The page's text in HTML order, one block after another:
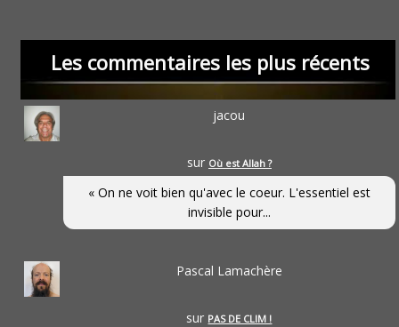
Les commentaires les plus récents
jacou
sur Où est Allah ?
« On ne voit bien qu'avec le coeur. L'essentiel est
invisible pour...
Pascal Lamachère
sur PAS DE CLIM !